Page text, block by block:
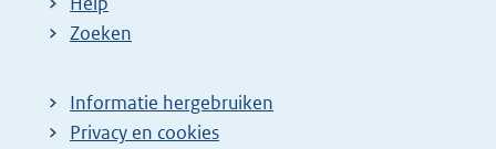
Zoeken
Informatie hergebruiken
Privacy en cookies